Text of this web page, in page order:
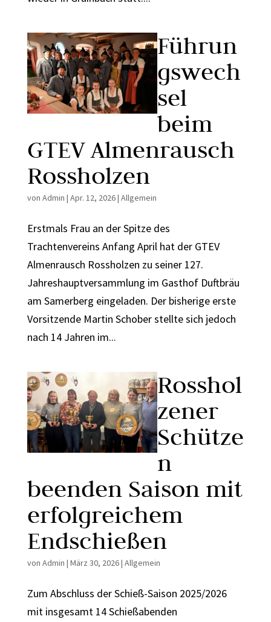
Führun
gswech
sel
beim
GTEV Almenrausch
Rossholzen
von Admin | Apr. 12, 2026| Allgemein
Erstmals Frau an der Spitze des
Trachtenvereins Anfang April hat der GTEV
Almenrausch Rossholzen zu seiner 127.
Jahreshauptversammlung im Gasthof Duftbräu
am Samerberg eingeladen. Der bisherige erste
Vorsitzende Martin Schober stellte sich jedoch
nach 14 Jahren im...
Rosshol
zener
Schütze
n
beenden Saison mit
erfolgreichem
Endschießen
von Admin | März 30, 2026| Allgemein
Zum Abschluss der Schieß-Saison 2025/2026
mit insgesamt 14 Schießabenden